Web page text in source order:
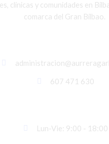
clínicas y comunidades en
comarca del Gran Bilbao.
607 471 630
Lun-Vie: 9:00 - 18:00